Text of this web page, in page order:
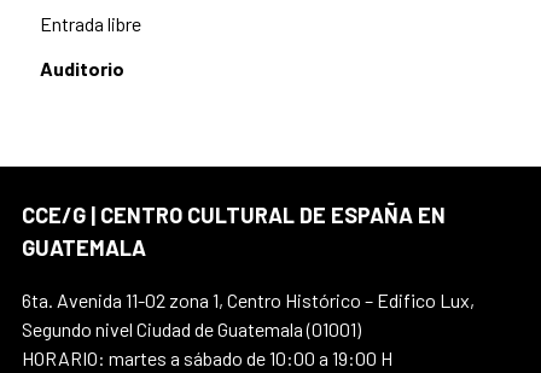
Entrada libre
Auditorio
CCE/G | CENTRO CULTURAL DE ESPAÑA EN
GUATEMALA
6ta. Avenida 11-02 zona 1, Centro Histórico – Edifico Lux,
Segundo nivel Ciudad de Guatemala (01001)
HORARIO: martes a sábado de 10:00 a 19:00 H